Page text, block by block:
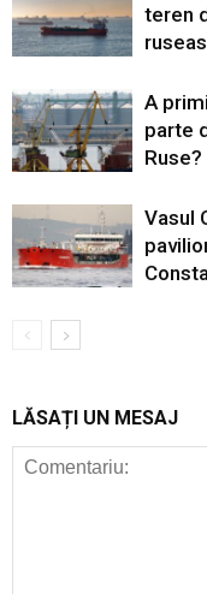
teren
A
parte
Ruse?
Vasul
LĂSAȚI UN MESAJ